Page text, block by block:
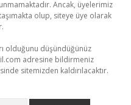
Ancak, üyelerimiz
olup, siteye üye olarak
olduğunu düşündüğünüz
adresine bildirmeniz
sitemizden kaldırılacaktır.